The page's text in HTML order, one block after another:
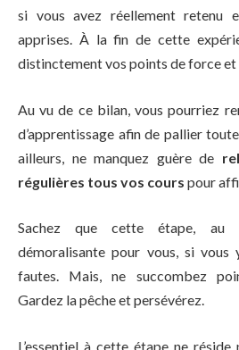
si vous avez réellement retenu
apprises. À la fin de cette
distinctement vos points de force
Au vu de ce bilan, vous pourriez
d’apprentissage afin de pallier
ailleurs, ne manquez guère de
régulières tous vos cours pour
Sachez que cette étape, au
démoralisante pour vous, si vous
fautes. Mais, ne succombez
Gardez la pêche et persévérez.
L’essentiel à cette étape ne